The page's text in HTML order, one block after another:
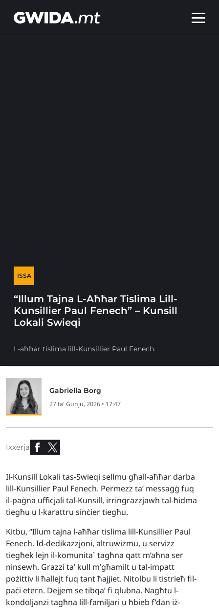
ISSA
“Illum Tajna L-Aħħar Tislima Lill-
Kunsillier Paul Fenech” – Kunsill
Lokali Swieqi
L-aħħar tislima lill-Kunsillier Paul Fenech.
Gabriella Borg
27 ta' Ġunju, 2026 • 17:47
Ixxerja
Il-Kunsill Lokali tas-Swieqi sellmu għall-aħħar darba
lill-Kunsillier Paul Fenech. Permezz ta’ messaġġ fuq
il-paġna uffiċjali tal-Kunsill, irringrazzjawh tal-ħidma
tiegħu u l-karattru sinċier tiegħu.
Kitbu, “Illum tajna l-aħħar tislima lill-Kunsillier Paul
Fenech. Id-dedikazzjoni, altruwiżmu, u servizz
tiegħek lejn il-komunita` tagħna qatt m’aħna ser
ninsewh. Grazzi ta’ kull m’għamilt u tal-impatt
pożittiv li ħallejt fuq tant ħajjiet. Nitolbu li tistrieħ fil-
paċi etern. Dejjem se tibqa’ fi qlubna. Nagħtu l-
kondoljanzi tagħna lill-familjari u ħbieb f’dan iż-